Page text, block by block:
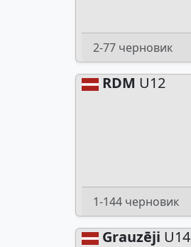
2-77 черновик
RDM U12
1-144 черновик
Grauzēji U14